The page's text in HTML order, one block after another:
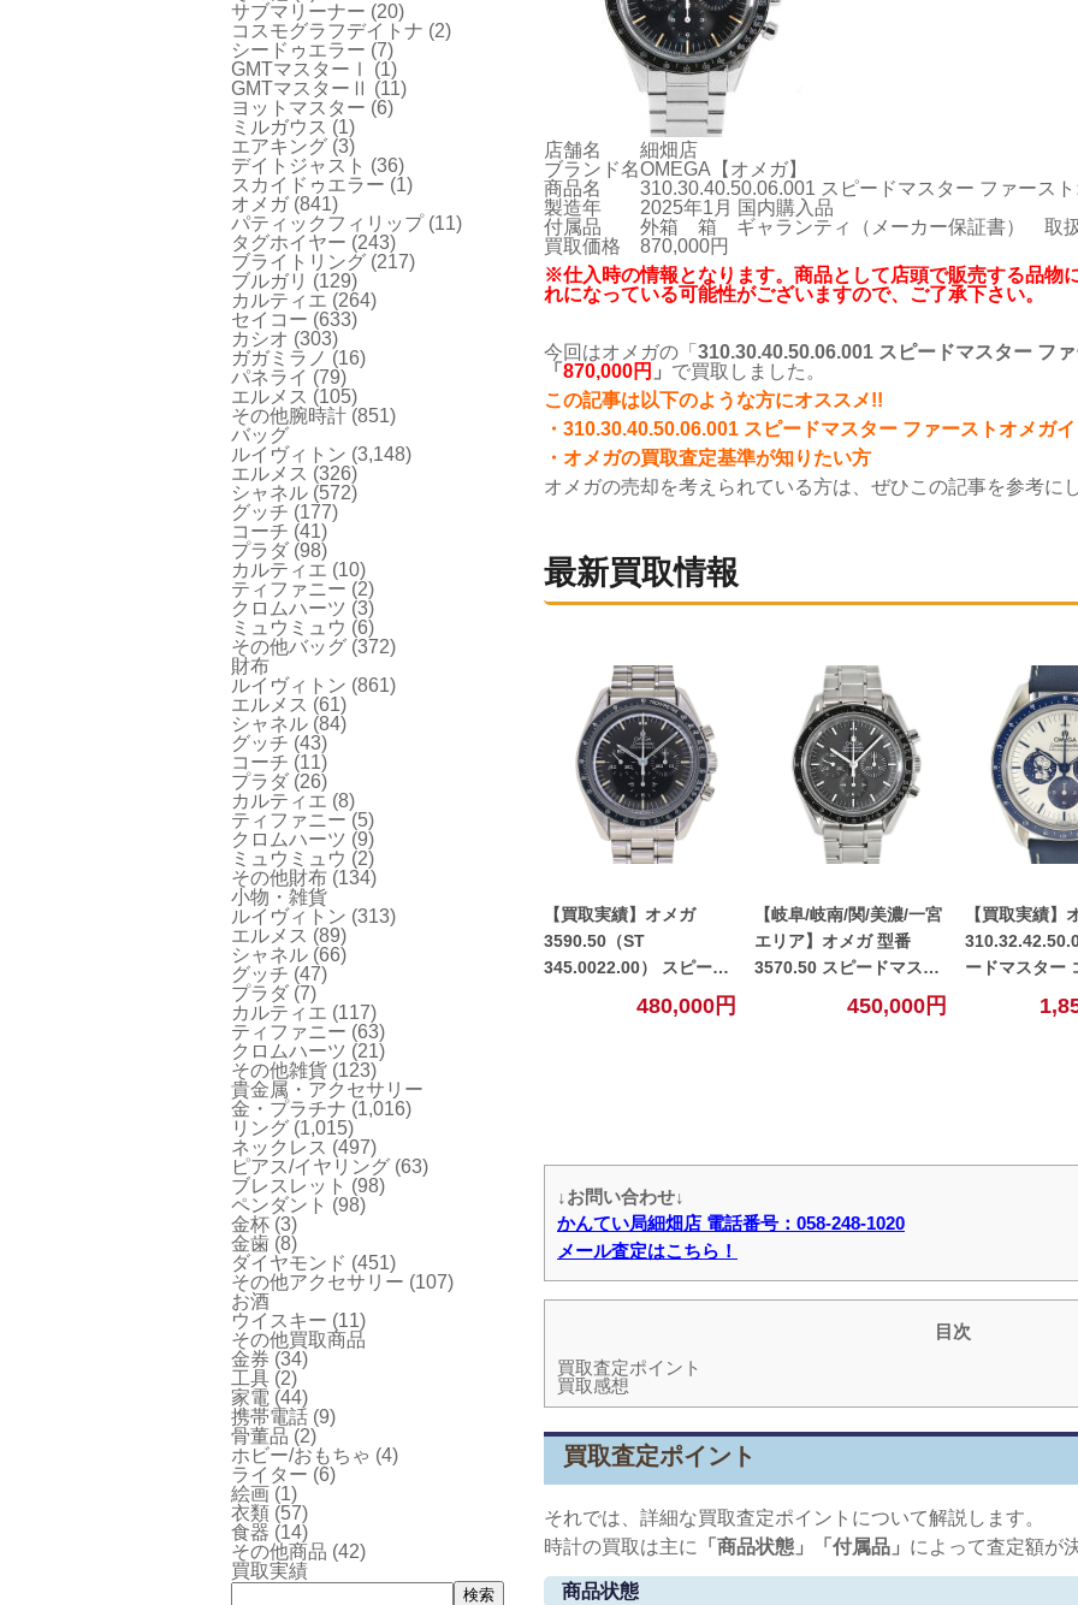
店舗名
細畑店
ブランド名OMEGA【オメガ】
商品名
310.30.40.50.06.001 スピードマスター ファース
製造年
2025年1月 国内購入品
付属品
外箱 箱 ギャランティ（メーカー保証書） 取
買取価格
870,000円
※仕入時の情報となります。商品として店頭で販売する品物
れになっている可能性がございますので、ご了承下さい。
今回はオメガの「 310.30.40.50.06.001 スピードマスター フ
「 870,000円 」 で買取しました。
こ の記事は以下のような方にオススメ!!
・310.30.40.50.06.001 スピードマスター ファーストオメガ
・オメガの買取査定基準が知りたい方
オメガの売却を考えられている方は、ぜひこの記事を参考に
最新買取情報
【買取実績】オメガ
3590.50（ST
345.0022.00） スピード
マスター プロフェッショ
ナル 5thモデルの買取金
480,000円
【岐阜/岐南/関/美濃/一宮
エリア】オメガ 型番
3570.50 スピードマスタ
ープロフェッショナルの
買取価格を公開！【細
450,000円
【買取実績】
ードマスター
ャル マスタ
ター スヌー
↓お問い合わせ↓
かんてい局細畑店 電話番号：058-248-1020
メール査定はこちら！
目次
買取査定ポイント
買取感想
買取査定ポイント
それでは、詳細な買取査定ポイントについて解説します。
時計の買取は主に
「商品状態」「付属品」 によって査定額が
商品状態
サブマリーナー (20)
コスモグラフデイトナ (2)
シードゥエラー (7)
GMTマスターⅠ
(1)
GMTマスターⅡ (11)
ヨットマスター (6)
ミルガウス (1)
エアキング (3)
デイトジャスト (36)
スカイドゥエラー (1)
オメガ(841)
パティックフィリップ(11)
タグホイヤー (243)
ブライトリング (217)
ブルガリ (129)
カルティエ (264)
セイコー (633)
カシオ (303)
ガガミラノ (16)
パネライ (79)
エルメス (105)
その他腕時計 (851)
バッグ
ルイヴィトン (3,148)
エルメス (326)
シャネル (572)
グッチ (177)
コーチ (41)
プラダ (98)
カルティエ (10)
ティファニー (2)
クロムハーツ (3)
ミュウミュウ (6)
その他バッグ (372)
財布
ルイヴィトン (861)
エルメス (61)
シャネル (84)
グッチ (43)
コーチ (11)
プラダ (26)
カルティエ (8)
ティファニー (5)
クロムハーツ (9)
ミュウミュウ (2)
その他財布 (134)
小物・雑貨
ルイヴィトン (313)
エルメス (89)
シャネル (66)
グッチ (47)
プラダ (7)
カルティエ (117)
ティファニー (63)
クロムハーツ (21)
その他雑貨 (123)
貴金属・アクセサリー
金・プラチナ (1,016)
リング (1,015)
ネックレス (497)
ピアス/イヤリング (63)
ブレスレット (98)
ペンダント (98)
金杯 (3)
金歯 (8)
ダイヤモンド (451)
その他アクセサリー (107)
お酒
ウイスキー (11)
その他買取商品
金券 (34)
工具 (2)
家電 (44)
携帯電話 (9)
骨董品 (2)
ホビー/おもちゃ (4)
ライター (6)
絵画 (1)
衣類 (57)
食器 (14)
その他商品 (42)
買取実績
検索